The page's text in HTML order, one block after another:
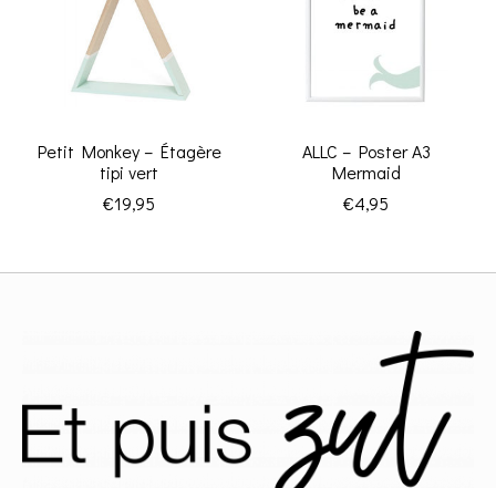
Petit Monkey – Étagère
tipi vert
€19,95
ALLC – Poster A3
Mermaid
€4,95